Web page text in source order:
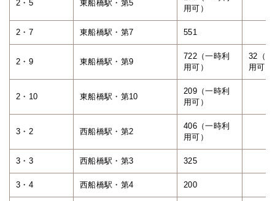
2・5 東船橋駅・第5
用可）
2・7 東船橋駅・第7 551
2・9 東船橋駅・第9
722（一時利
用可）
32（
用可）
2・10 東船橋駅・第10
209（一時利
用可）
3・2 西船橋駅・第2
406（一時利
用可）
3・3 西船橋駅・第3 325
3・4 西船橋駅・第4 200